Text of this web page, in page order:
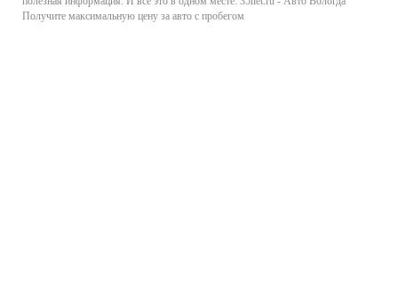
Получите максимальную цену за авто с пробегом